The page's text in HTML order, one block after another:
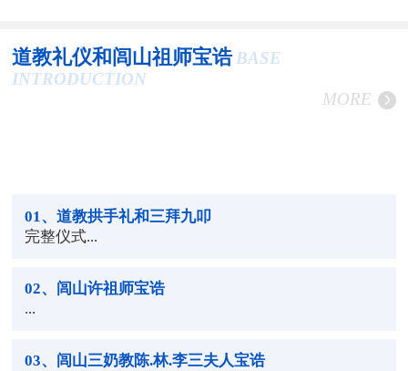
道教礼仪和闾山祖师宝诰 BASE
INTRODUCTION
MORE
01 、道教拱手礼和三拜九叩
完整仪式...
02、闾山许祖师宝诰
...
03、闾山三奶教陈.林.李三夫人宝诰